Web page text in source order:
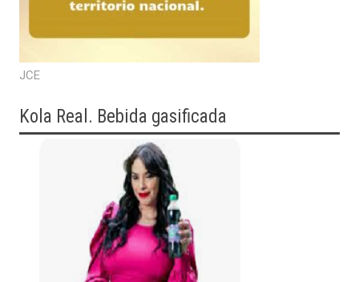
JCE
Kola Real. Bebida gasificada